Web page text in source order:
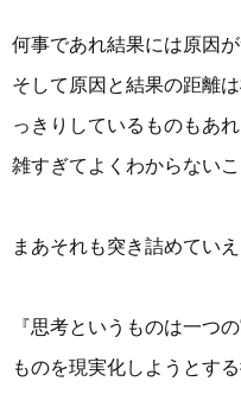
何事であれ結果には原因が
そして原因と結果の距離
っきりしているものもあ
雑すぎてよくわからないこ
まあそれも突き詰めていえ
『思考というものは一つ
ものを現実化しようとす